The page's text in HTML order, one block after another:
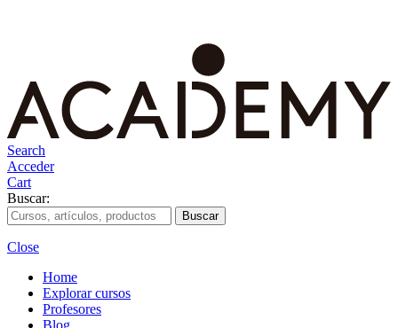
Search
Acceder
Cart
Buscar:
Close
Home
Explorar cursos
Profesores
Blog